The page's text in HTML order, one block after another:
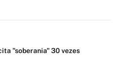
"soberania" 30 vezes